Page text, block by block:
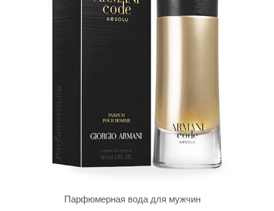
Парфюмерная вода для мужчин